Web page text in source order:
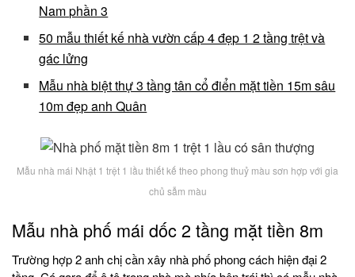
Nam phần 3
50 mẫu thiết kế nhà vườn cấp 4 đẹp 1 2 tầng trệt và
gác lửng
Mẫu nhà biệt thự 3 tầng tân cổ điển mặt tiền 15m sâu
10m đẹp anh Quân
Mẫu nhà mái Nhật 1 trệt 1 lầu thiết kế theo phong thuỷ màu sơn hợp với gia
chủ sẫm màu
Mẫu nhà phố mái dốc 2 tầng mặt tiền 8m
Trường hợp 2 anh chị cần xây nhà phố phong cách hiện đại 2